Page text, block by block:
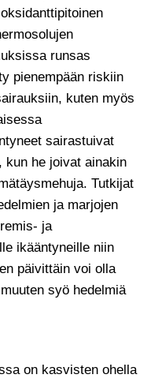
runsas
pienempään riskiin
kuten myös
sairastuivat
kun he joivat ainakin
Tutkijat
ja marjojen
ja
ikääntyneille niin
päivittäin voi olla
syö hedelmiä
on kasvisten ohella